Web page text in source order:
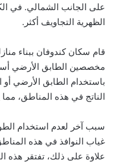
على الجانب الشمالي. في
الظهرية التجاويف أكثر.
قام سكان كندوفان ببناء
مخصصين الطابق الأرضي
باستخدام الطابق الأرضي
الناتج في هذه المناطق،
سبب آخر لعدم استخدام
غياب النوافذ في هذه
علاوة على ذلك، تفتقر هذه